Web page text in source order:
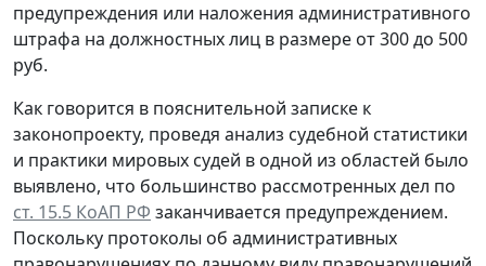
предупреждения или наложения административного
штрафа на должностных лиц в размере от 300 до 500
руб.
Как говорится в пояснительной записке к
законопроекту, проведя анализ судебной статистики
и практики мировых судей в одной из областей было
выявлено, что большинство рассмотренных дел по
ст. 15.5 КоАП РФ заканчивается предупреждением.
Поскольку протоколы об административных